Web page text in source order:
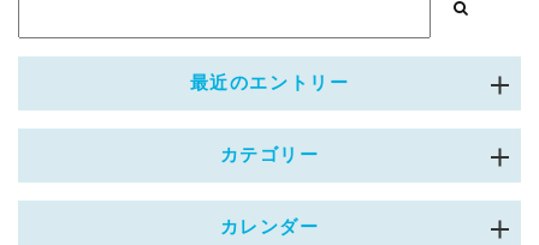
最近のエントリー
カテゴリー
カレンダー